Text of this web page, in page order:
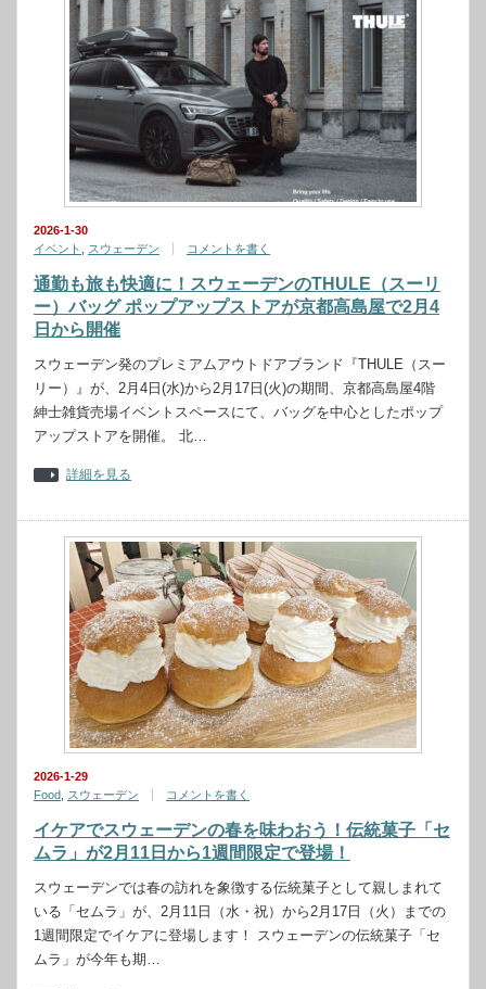
2026-1-30
イベント
スウェーデン コメントを書く
通勤も旅も快適に！スウェーデンのTHULE（スーリ
ー）バッグ ポップアップストアが京都高島屋で2月4
日から開催
スウェーデン発のプレミアムアウトドアブランド『THULE（スー
リー）』が、2月4日(水)から2月17日(火)の期間、京都高島屋4階
紳士雑貨売場イベントスペースにて、バッグを中心としたポップ
アップストアを開催。 北…
詳細を見る
2026-1-29
Food スウェーデン コメントを書く
イケアでスウェーデンの春を味わおう！伝統菓子「セ
ムラ」が2月11日から1週間限定で登場！
スウェーデンでは春の訪れを象徴する伝統菓子として親しまれて
いる「セムラ」が、2月11日（水・祝）から2月17日（火）までの
1週間限定でイケアに登場します！ スウェーデンの伝統菓子「セ
ムラ」が今年も期…